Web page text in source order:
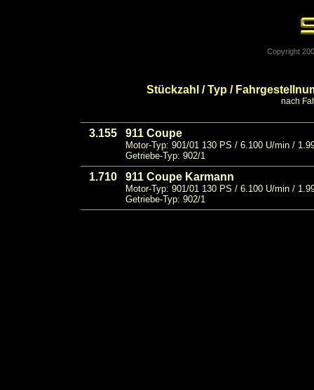
Copyright
Stückzahl / Typ /
nach
3.155 911 Coupe
Motor-Typ: 901/01 130 PS / 6.100 U/min /
Getriebe-Typ: 902/1
1.710 911 Coupe Karmann
Motor-Typ: 901/01 130 PS / 6.100 U/min /
Getriebe-Typ: 902/1